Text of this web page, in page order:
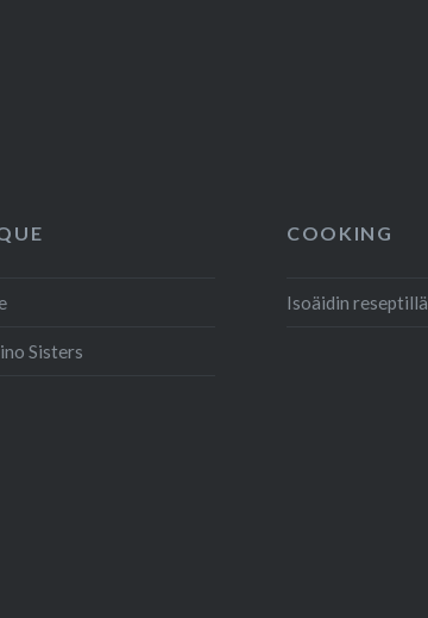
Sisters
COOKING
Isoäidin reseptillä